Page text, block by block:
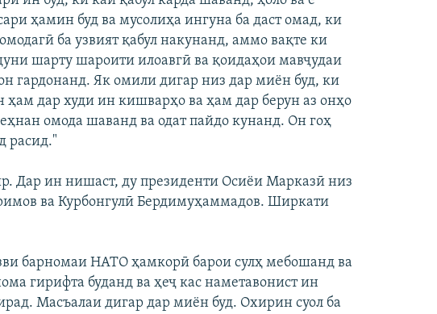
ҳамин буд ва мусолиҳа ингуна ба даст омад, ки
ба узвият қабул накунанд, аммо вақте ки
шарту шароити илоавгӣ ва қоидаҳои мавҷудаи
гардонанд. Як омили дигар низ дар миён буд, ки
ҳам дар худи ин кишварҳо ва ҳам дар берун аз онҳо
омода шаванд ва одат пайдо кунанд. Он гоҳ
расид."
Дар ин нишаст, ду президенти Осиёи Марказӣ низ
ва Курбонгулӣ Бердимуҳаммадов. Ширкати
барномаи НАТО ҳамкорӣ барои сулҳ мебошанд ва
гирифта буданд ва ҳеҷ кас наметавонист ин
Масъалаи дигар дар миён буд. Охирин суол ба